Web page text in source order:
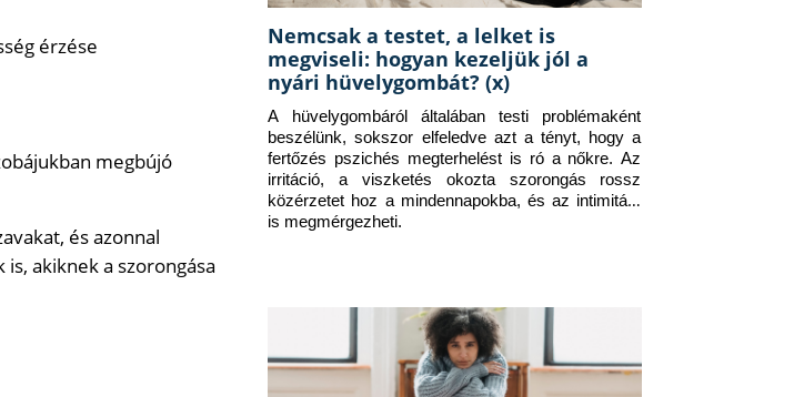
érzése
megbújó
és azonnal
akiknek a szorongása
Nemcsak a testet, a lelket is
megviseli: hogyan kezeljük jól a
nyári hüvelygombát? (x)
A hüvelygombáról általában testi problémaként
beszélünk, sokszor elfeledve azt a tényt, hogy a
fertőzés pszichés megterhelést is ró a nőkre. Az
irritáció, a viszketés okozta szorongás rossz
közérzetet hoz a mindennapokba, és az intimitást
is megmérgezheti.